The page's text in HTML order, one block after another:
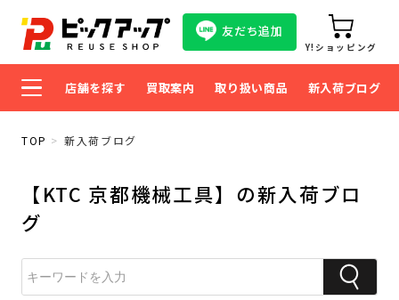
友だち追加
Y!ショッピング
店舗を探す 買取案内 取り扱い商品 新入荷ブログ
TOP 新入荷ブログ
【KTC 京都機械工具】の新入荷ブロ
グ